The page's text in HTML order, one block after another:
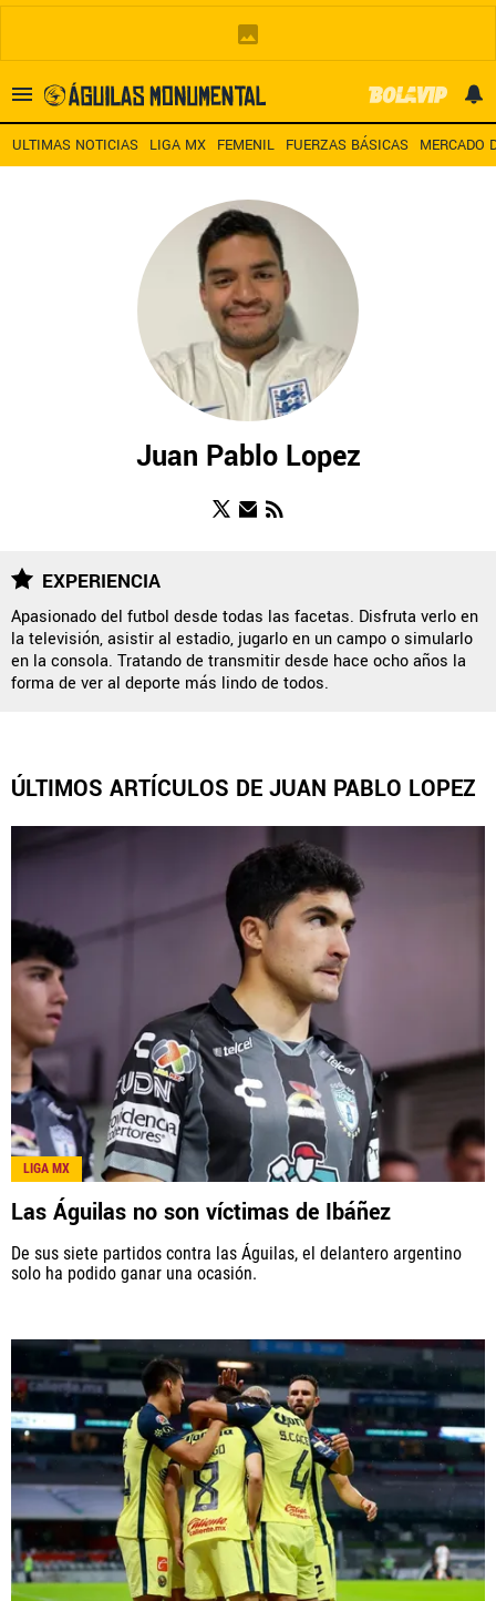
Es tendencia: Noticias América HOY América – San Diego TV
ESTADIO BANORTE
MERCADO DE FICHAJES
QUIENES SOMOS | STAFF | CONTACTO |
ESCRIBE EN ÁGUILAS MONUMENTAL
América.
el sitio oficialhaz click aquí
Políticas de Privacidad
Política Editorial
América Monumental, al igual que Futbol Sites, es
una compañía perteneciente a Better Collective.
Todos los derechos reservados.
ULTIMAS NOTICIAS LIGA MX FEMENIL FUERZAS BÁSICAS MERCADO
Juan Pablo Lopez
EXPERIENCIA
Apasionado del futbol desde todas las facetas. Disfruta verlo en
la televisión, asistir al estadio, jugarlo en un campo o simularlo
en la consola. Tratando de transmitir desde hace ocho años la
forma de ver al deporte más lindo de todos.
ÚLTIMOS ARTÍCULOS DE JUAN PABLO LOPEZ
LIGA MX
Las Águilas no son víctimas de Ibáñez
De sus siete partidos contra las Águilas, el delantero argentino
solo ha podido ganar una ocasión.